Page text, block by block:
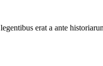
erat a ante